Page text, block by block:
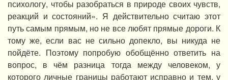
психологу, чтобы разобраться в природе своих чувств,
реакций и состояний». Я действительно считаю этот
путь самым прямым, но не все любят прямые дороги. К
тому же, если вас не сильно допекло, вы никуда не
пойдёте. Поэтому попробую обобщённо ответить на
вопрос, в чём разница тогда между человеком, у
которого личные границы работают исправно и тем, у